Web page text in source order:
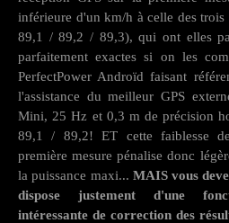
inférieure d'un km/h à celle des trois
89,1 / 89,2 / 89,3), qui ont elles
parfaitement exactes si on les
PerfectPower Androïd faisant
l'assistance du meilleur GPS
Mini, 25 Hz et 0,3 m de précision
89,1 / 89,2! ET cette faiblesse
première mesure pénalise donc
la puissance maxi... MAIS vous
dispose justement d'une
intéressante de correction des